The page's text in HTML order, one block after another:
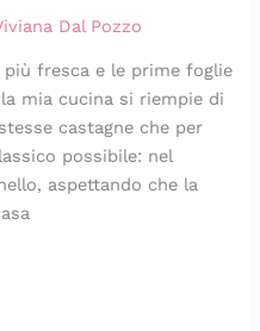
Dal Pozzo
più fresca e le prime foglie
mia cucina si riempie di
castagne che per
possibile: nel
aspettando che la